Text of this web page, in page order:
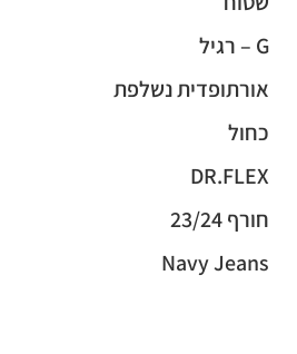
G – רגיל
אורתופדית נשלפת
כחול
DR.FLEX
חורף 23/24
Navy Jeans